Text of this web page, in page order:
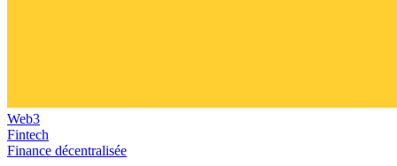
Web3
Fintech
Finance décentralisée